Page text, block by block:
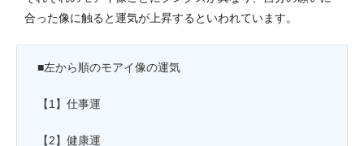
合った像に触ると運気が上昇するといわれています。
■左から順のモアイ像の運気
【1】仕事運
【2】健康運